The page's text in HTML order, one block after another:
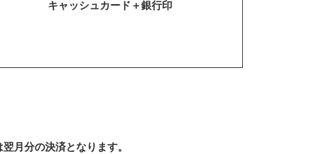
キャッシュカード＋銀行印
月分の決済となります。